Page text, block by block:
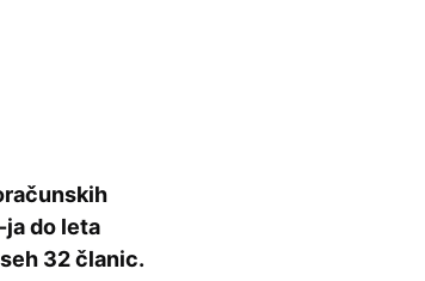
do leta
32 članic.